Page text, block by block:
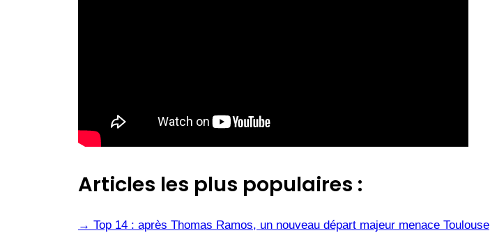
Articles les plus populaires :
→ Top 14 : après Thomas Ramos, un nouveau départ majeur menace Toulouse